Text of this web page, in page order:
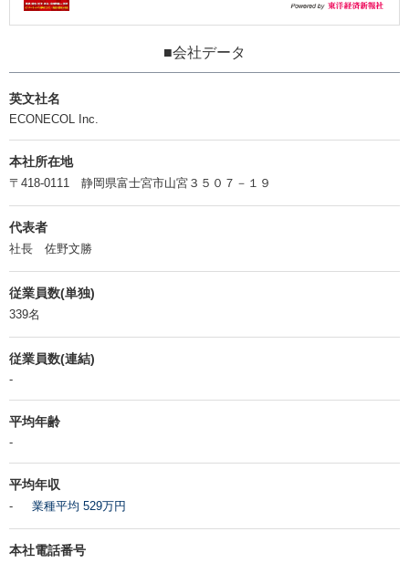
■会社データ
英文社名
ECONECOL Inc.
本社所在地
〒418-0111 静岡県富士宮市山宮３５０７－１９
代表者
社長 佐野文勝
従業員数(単独)
339名
従業員数(連結)
-
平均年齢
-
平均年収
- 業種平均 529万円
本社電話番号